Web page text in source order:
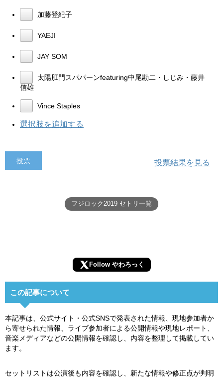
加藤登紀子
YAEJI
JAY SOM
太陽肛門スパパーンfeaturing中尾勘二・しじみ・藤井
信雄
Vince Staples
選択肢を追加する
投票結果を見る
フジロック2019 セトリ一覧
Follow やわろっく
この記事について
本記事は、公式サイト・公式SNSで発表された情報、現地参加者か
ら寄せられた情報、ライブ参加者による公開情報や現地レポート、
音楽メディアなどの公開情報を確認し、内容を整理して掲載してい
ます。
セットリストは公演後も内容を確認し、新たな情報や修正点が判明